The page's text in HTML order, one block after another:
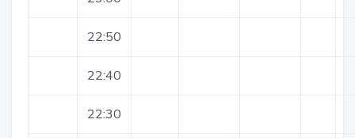
22:50
22:40
22:30